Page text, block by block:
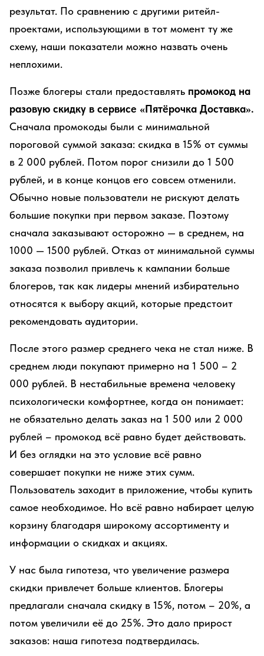
результат. По сравнению с другими ритейл-
проектами, использующими в тот момент ту же
схему, наши показатели можно назвать очень
неплохими.
Позже блогеры стали предоставлять промокод на
разовую скидку в сервисе «Пятёрочка Доставка».
Сначала промокоды были с минимальной
пороговой суммой заказа: скидка в 15% от суммы
в 2 000 рублей. Потом порог снизили до 1 500
рублей, и в конце концов его совсем отменили.
Обычно новые пользователи не рискуют делать
большие покупки при первом заказе. Поэтому
сначала заказывают осторожно — в среднем, на
1000 — 1500 рублей. Отказ от минимальной суммы
заказа позволил привлечь к кампании больше
блогеров, так как лидеры мнений избирательно
относятся к выбору акций, которые предстоит
рекомендовать аудитории.
После этого размер среднего чека не стал ниже. В
среднем люди покупают примерно на 1 500 – 2
000 рублей. В нестабильные времена человеку
психологически комфортнее, когда он понимает:
не обязательно делать заказ на 1 500 или 2 000
рублей – промокод всё равно будет действовать.
И без оглядки на это условие всё равно
совершает покупки не ниже этих сумм.
Пользователь заходит в приложение, чтобы купить
самое необходимое. Но всё равно набирает целую
корзину благодаря широкому ассортименту и
информации о скидках и акциях.
У нас была гипотеза, что увеличение размера
скидки привлечет больше клиентов. Блогеры
предлагали сначала скидку в 15%, потом – 20%, а
потом увеличили её до 25%. Это дало прирост
заказов: наша гипотеза подтвердилась.